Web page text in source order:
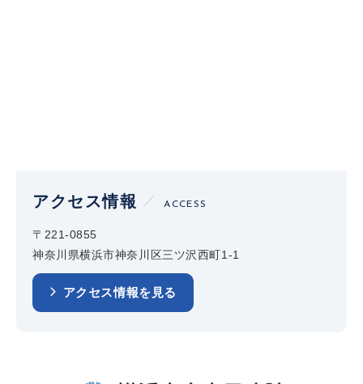
アクセス情報 ACCESS
〒221-0855
神奈川県横浜市神奈川区三ツ沢西町1-1
アクセス情報を見る